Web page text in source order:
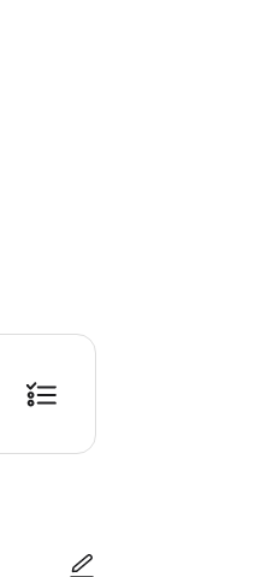
은 6세입니다. * 임산부 및 심장